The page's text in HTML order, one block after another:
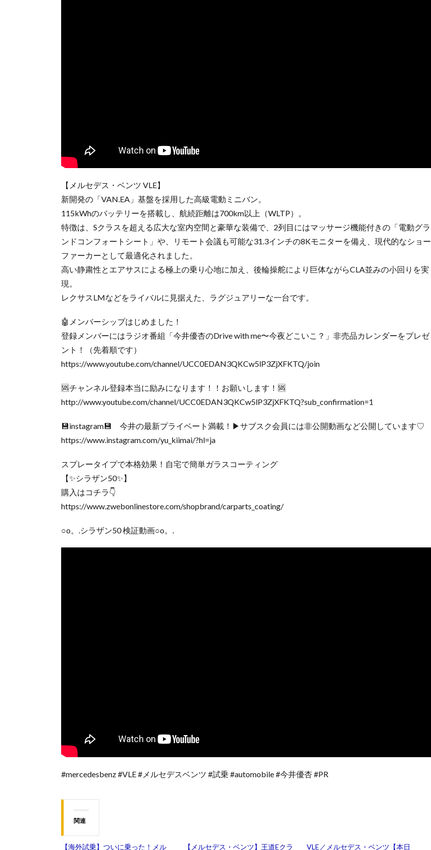
【メルセデス・ベンツ VLE】
新開発の「VAN.EA」基盤を採用した高級電動ミニバン。
115kWhのバッテリーを搭載し、航続距離は700km以上（WLTP）。
特徴は、Sクラスを超える広大な室内空間と豪華な装備で、2列目にはマッサージ機能付きの「電動グラ
ンドコンフォートシート」や、リモート会議も可能な31.3インチの8Kモニターを備え、現代的なショー
ファーカーとして最適化されました。
高い静粛性とエアサスによる極上の乗り心地に加え、後輪操舵により巨体ながらCLA並みの小回りを実
現。
レクサスLMなどをライバルに見据えた、ラグジュアリーな一台です。
🤖メンバーシップはじめました！
登録メンバーにはラジオ番組「今井優杏のDrive with me〜今夜どこいこ？」非売品カレンダーをプレゼ
ント！（先着順です）
https://www.youtube.com/channel/UCC0EDAN3QKCw5lP3ZjXFKTQ/join
🆘チャンネル登録本当に励みになります！！お願いします！🆘
http://www.youtube.com/channel/UCC0EDAN3QKCw5lP3ZjXFKTQ?sub_confirmation=1
💾instagram💾 今井の最新プライベート満載！▶サブスク会員には非公開動画など公開しています♡
https://www.instagram.com/yu_kiimai/?hl=ja
スプレータイプで本格効果！自宅で簡単ガラスコーティング
【✨シラザン50✨】
購入はコチラ👇
https://www.zwebonlinestore.com/shopbrand/carparts_coating/
○o。.シラザン50 検証動画○o。.
#mercedesbenz #VLE #メルセデスベンツ #試乗 #automobile #今井優杏 #PR
関連
【海外試乗】ついに乗った！メル 【メルセデス・ベンツ】王道Eクラ VLE／メルセデス・ベンツ【本日